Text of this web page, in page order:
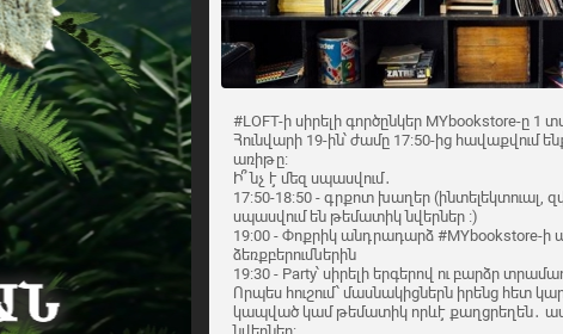
#LOFT-ի սիրելի գործընկեր MYbookstore-ը 1
Հունվարի 19-ին՝ ժամը 17։50-ից հավաքվում
առիթը։
Ի՞նչ է մեզ սպասվում․
17:50-18:50 - գրքոտ խաղեր (ինտելեկտուալ,
սպասվում են թեմատիկ նվերներ ։)
19:00 - Փոքրիկ անդրադարձ #MYbookstore-
ձեռքբերումներին
19։30 - Party՝ սիրելի երգերով ու բարձր
Որպես հուշում՝ մասնակիցներն իրենց հետ
կապված կամ թեմատիկ որևէ քաղցրեղեն․